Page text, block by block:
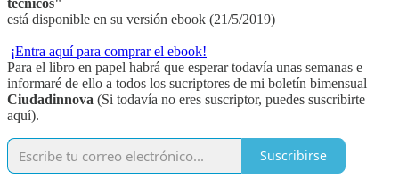
está disponible en su versión ebook (21/5/2019)
¡Entra aquí para comprar el ebook!
Para el libro en papel habrá que esperar todavía unas semanas e
informaré de ello a todos los sucriptores de mi boletín bimensual
Ciudadinnova (Si todavía no eres suscriptor, puedes suscribirte
aquí).
Suscribirse